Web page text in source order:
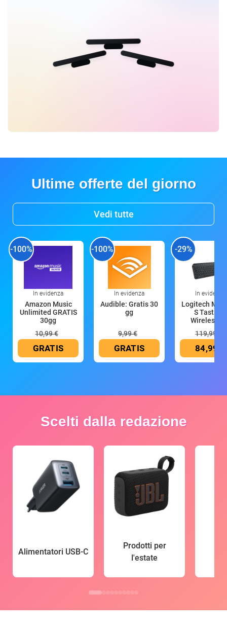
Ultime offerte del giorno
Vedi tutte
-100%
In evidenza
Amazon Music
Unlimited GRATIS
30gg
10,99 €
GRATIS
-100%
In evidenza
Audible: Gratis 30
gg
9,99 €
GRATIS
-29%
In evidenza
Logitech MX
S Tastiera
Wireless
119,99 €
84,99 €
Scelti dalla redazione
Alimentatori USB-C
Prodotti per
l'estate